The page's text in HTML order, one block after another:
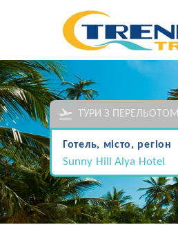
ТУРИ З ПЕРЕЛЬОТОМ
Готель, місто, регіон
Sunny Hill Alya Hotel